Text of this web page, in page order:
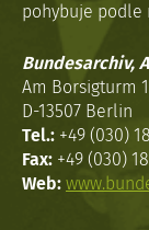
pohybuje podle
Bundesarchiv,
Am Borsigturm
D-13507 Berlin
Tel.: +49 (030)
Fax: +49 (030)
Web: